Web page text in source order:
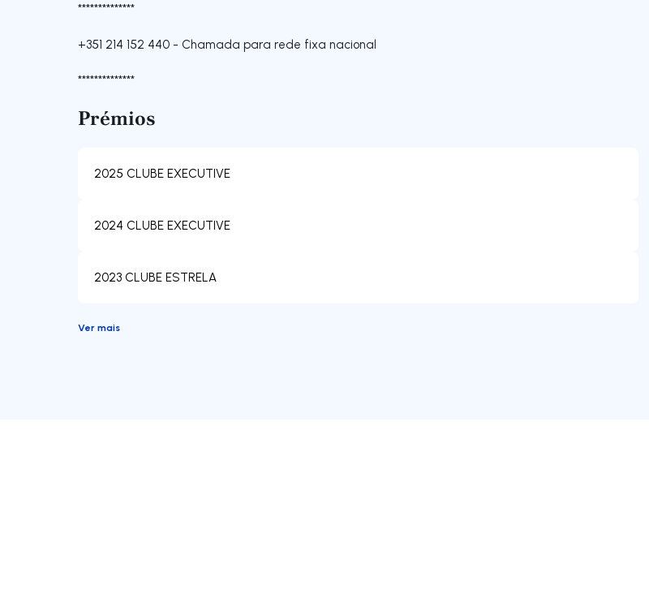
**************
+351 214 152 440 - Chamada para rede fixa nacional
**************
Prémios
2025 CLUBE EXECUTIVE
2024 CLUBE EXECUTIVE
2023 CLUBE ESTRELA
Ver mais